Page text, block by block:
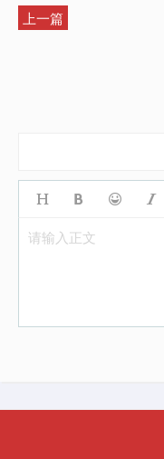
上一篇
请输入正文